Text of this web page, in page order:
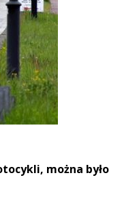
można było